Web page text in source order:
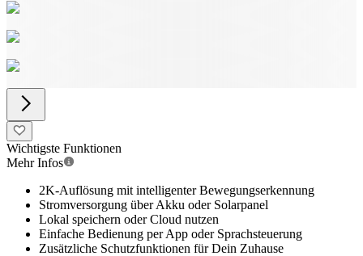
Wichtigste Funktionen
Mehr Infos
2K-Auflösung mit intelligenter Bewegungserkennung
Stromversorgung über Akku oder Solarpanel
Lokal speichern oder Cloud nutzen
Einfache Bedienung per App oder Sprachsteuerung
Zusätzliche Schutzfunktionen für Dein Zuhause